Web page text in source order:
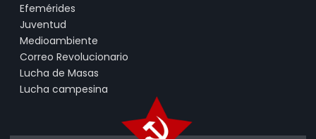
Efemérides
Juventud
Medioambiente
Correo Revolucionario
Lucha de Masas
Lucha campesina